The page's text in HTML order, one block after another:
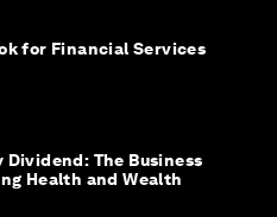
for Financial Services
Dividend: The Business
Health and Wealth